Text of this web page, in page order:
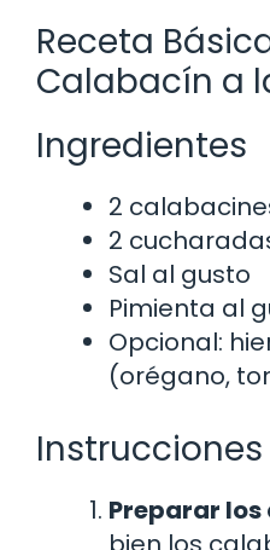
Receta
Calabacín a
Ingredientes
2
2
Sal al gusto
Pimienta al
Opcional:
(orégano,
Instrucciones
Preparar